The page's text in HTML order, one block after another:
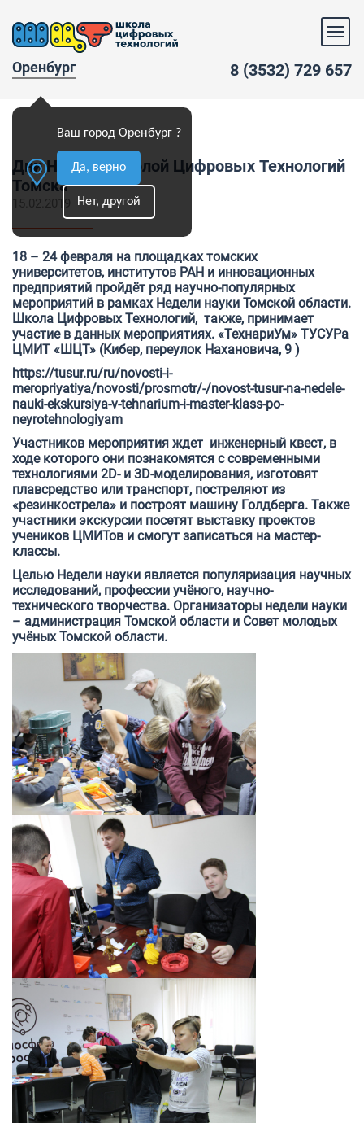
Оренбург
Ваш город Оренбург ?
Да, верно
Нет, другой
8 (3532) 729 657
Дни Науки с Школой Цифровых Технологий
Томска
15.02.2019
18 – 24 февраля на площадках томских
университетов, институтов РАН и инновационных
предприятий пройдёт ряд научно-популярных
мероприятий в рамках Недели науки Томской области.
Школа Цифровых Технологий, также, принимает
участие в данных мероприятиях. «ТехнариУм» ТУСУРа
ЦМИТ «ШЦТ» (Кибер, переулок Нахановича, 9 )
https://tusur.ru/ru/novosti-i-
meropriyatiya/novosti/prosmotr/-/novost-tusur-na-nedele-
nauki-ekskursiya-v-tehnarium-i-master-klass-po-
neyrotehnologiyam
Участников мероприятия ждет инженерный квест, в
ходе которого они познакомятся с современными
технологиями 2D- и 3D-моделирования, изготовят
плавсредство или транспорт, постреляют из
«резинкострела» и построят машину Голдберга. Также
участники экскурсии посетят выставку проектов
учеников ЦМИТов и смогут записаться на мастер-
классы.
Целью Недели науки является популяризация научных
исследований, профессии учёного, научно-
технического творчества. Организаторы недели науки
– администрация Томской области и Совет молодых
учёных Томской области.